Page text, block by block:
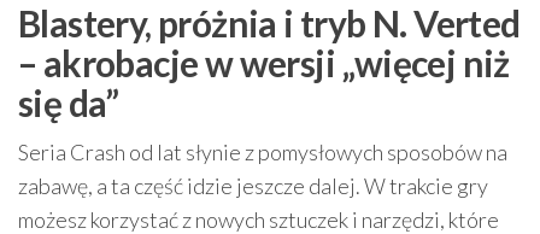
Blastery, próżnia i tryb N. Verted
– akrobacje w wersji „więcej niż
się da”
Seria Crash od lat słynie z pomysłowych sposobów na
zabawę, a ta część idzie jeszcze dalej. W trakcie gry
możesz korzystać z nowych sztuczek i narzędzi, które